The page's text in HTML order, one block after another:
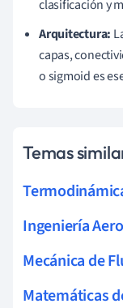
clasificación y
Arquitectura:
capas,
o sigmoid es
Temas
Ingeniería
Mecánica de
Matemáticas